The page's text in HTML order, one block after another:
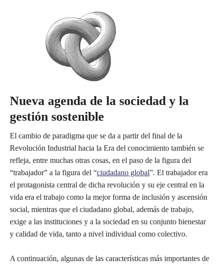
Nueva agenda de la sociedad y la
gestión sostenible
El cambio de paradigma que se da a partir del final de la
Revolución Industrial hacia la Era del conocimiento también se
refleja, entre muchas otras cosas, en el paso de la figura del
“trabajador” a la figura del “ciudadano global”. El trabajador era
el protagonista central de dicha revolución y su eje central en la
vida era el trabajo como la mejor forma de inclusión y ascensión
social, mientras que el ciudadano global, además de trabajo,
exige a las instituciones y a la sociedad en su conjunto bienestar
y calidad de vida, tanto a nivel individual como colectivo.
A continuación, algunas de las características más importantes de